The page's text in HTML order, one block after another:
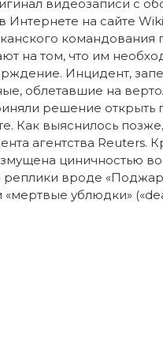
видеозаписи с
Интернете на сайте
на том, что им
Инцидент,
облетавшие на
решение открыть
Как выяснилось
агентства Reuters.
циничностью
вроде «Поджарь
ублюдки»